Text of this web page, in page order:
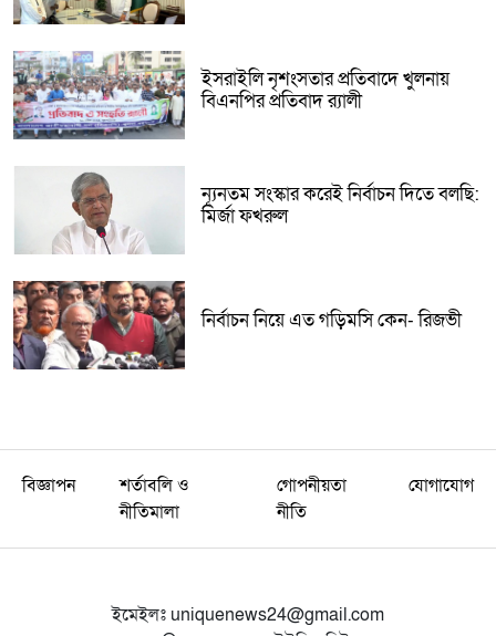
ইসরাইলি নৃশংসতার প্রতিবাদে খুলনায়
বিএনপির প্রতিবাদ র‌্যালী
ন্যূনতম সংস্কার করেই নির্বাচন দিতে বলছি:
মির্জা ফখরুল
নির্বাচন নিয়ে এত গড়িমসি কেন- রিজভী
বিজ্ঞাপন
শর্তাবলি ও
নীতিমালা
গোপনীয়তা
নীতি
যোগাযোগ
ইমেইলঃ uniquenews24@gmail.com